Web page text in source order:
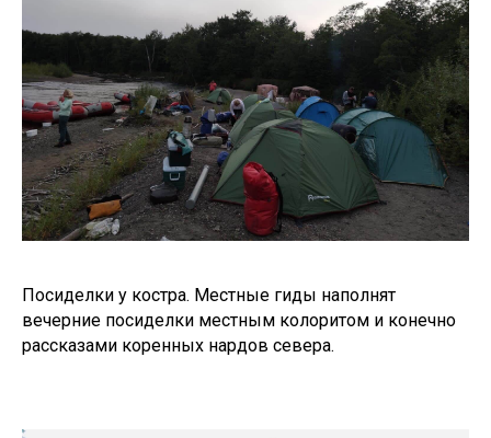
Посиделки у костра. Местные гиды наполнят
вечерние посиделки местным колоритом и конечно
рассказами коренных нардов севера.